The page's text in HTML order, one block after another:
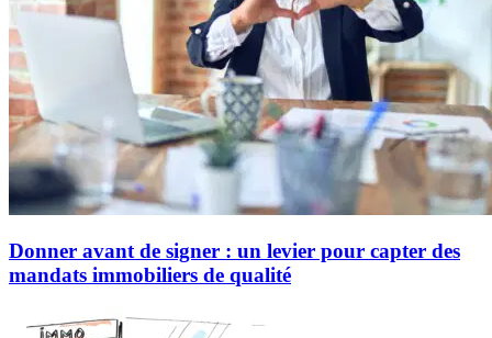
Donner avant de signer : un levier pour capter des
mandats immobiliers de qualité